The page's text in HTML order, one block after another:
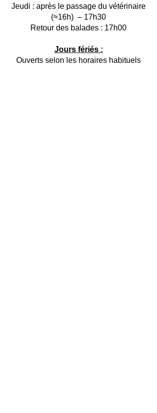
Jeudi : après le passage du vétérinaire
(≈16h) – 17h30
Retour des balades : 17h00
Jours fériés :
Ouverts selon les horaires habituels